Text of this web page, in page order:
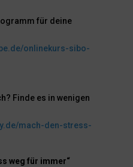
für deine
onlinekurs-sibo-
Finde es in wenigen
mach-den-stress-
weg für immer“